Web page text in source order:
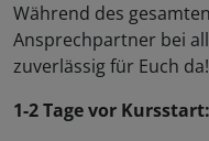
Während des
Ansprechpartner bei
zuverlässig für Euch da!
1-2 Tage vor Kursstart: